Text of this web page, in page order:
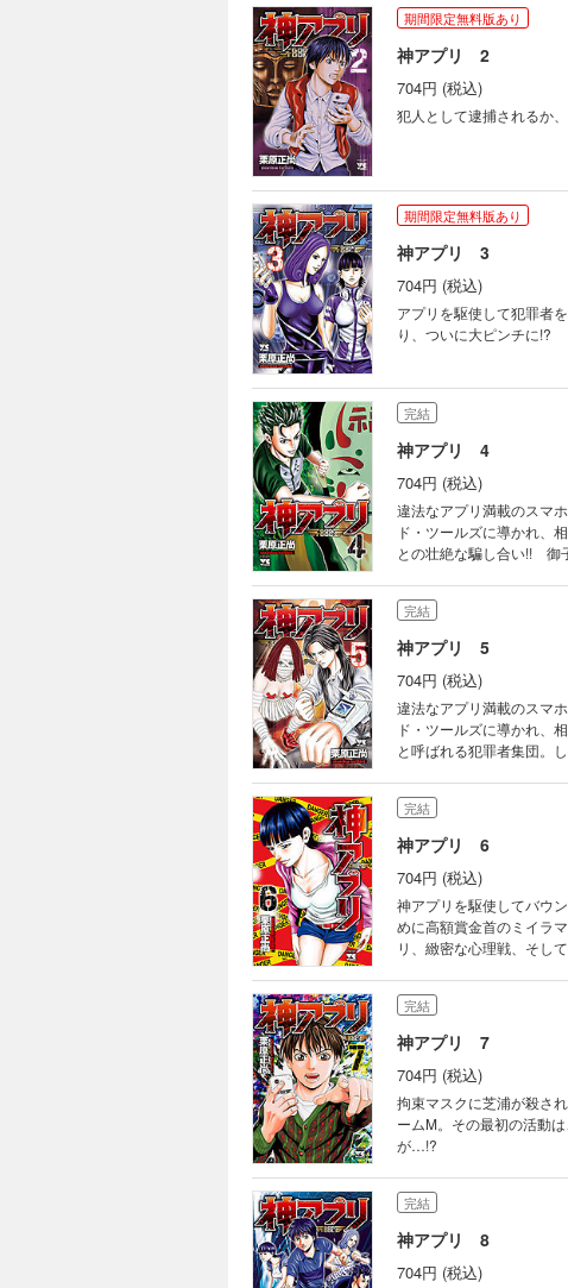
期間限定無料版あり
神アプリ 2
704円 (税込)
犯人として逮捕されるか
期間限定無料版あり
神アプリ 3
704円 (税込)
アプリを駆使して犯罪者
り、ついに大ピンチに!?
完結
神アプリ 4
704円 (税込)
違法なアプリ満載のスマ
ド・ツールズに導かれ、
との壮絶な騙し合い!! 御
完結
神アプリ 5
704円 (税込)
違法なアプリ満載のスマ
ド・ツールズに導かれ、
と呼ばれる犯罪者集団。
完結
神アプリ 6
704円 (税込)
神アプリを駆使してバウ
めに高額賞金首のミイラ
リ、緻密な心理戦、そし
完結
神アプリ 7
704円 (税込)
拘束マスクに芝浦が殺さ
ームM。その最初の活動
が…!?
完結
神アプリ 8
704円 (税込)